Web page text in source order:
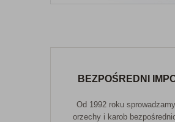
BEZPOŚREDNI
Od 1992 roku
orzechy i karob